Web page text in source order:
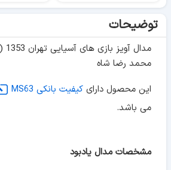
توضیحات
محمد رضا شاه
این محصول دارای کیفیت بانکی MS63
می باشد.
مشخصات مدال یادبود